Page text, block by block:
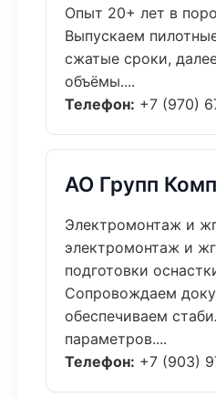
Опыт 20+ лет в
Выпускаем
сжатые сроки,
объёмы....
Телефон: +7 (970)
АО Групп
Электромонтаж и
электромонтаж и
подготовки
Сопровождаем
обеспечиваем
параметров....
Телефон: +7 (903)